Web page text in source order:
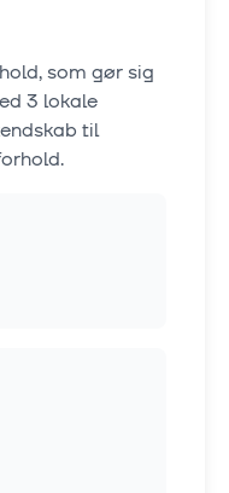
som gør sig
3 lokale
til